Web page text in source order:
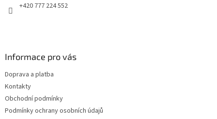
+420 777 224 552
Informace pro vás
Doprava a platba
Kontakty
Obchodní podmínky
Podmínky ochrany osobních údajů